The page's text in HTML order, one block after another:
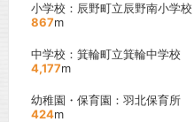
小学校：辰野町立辰野南小学校
867m
中学校：箕輪町立箕輪中学校
4,177m
幼稚園・保育園：羽北保育所
424m